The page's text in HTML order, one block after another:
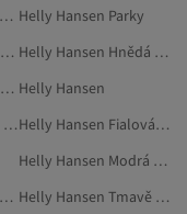
Helly Hansen Ženy Svetry Helly Hansen Parky
Helly Hansen Modrá Větrovky
Helly Hansen Hnědá Obuv
Helly Hansen Bílá Bundy Helly Hansen
Helly Hansen Zelená Parky
Helly Hansen Fialová Parky
Helly Hansen Modrá Outdoor
Helly Hansen Bílá Trička
Helly Hansen Tmavě Modrá Outdoor